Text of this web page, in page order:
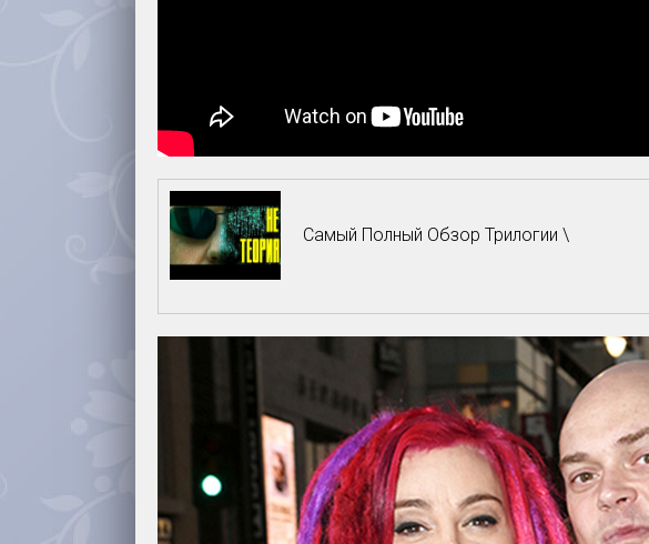
Самый Полный Обзор Трилогии \